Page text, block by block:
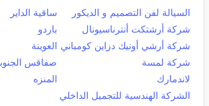
السيالة لفن التصميم و الديكور
ساقية الداير
شركة أرشتكت أنترناسيونال
باردو
شركة أرشي أونيك دزاين كومباني
العوينة
شركة لمسة
صفاقس
لاندمارك
المنزه
الشركة الهندسية للتجميل الداخلي